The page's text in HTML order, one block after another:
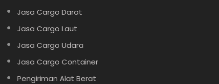
Jasa Cargo Darat
Jasa Cargo Laut
Jasa Cargo Udara
Jasa Cargo Container
Pengiriman Alat Berat